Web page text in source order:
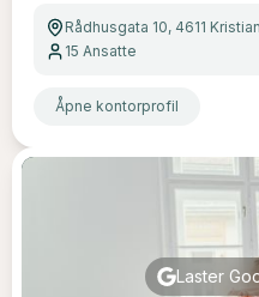
Rådhusgata 10, 4611
15 Ansatte
Åpne kontorprofil
Laster